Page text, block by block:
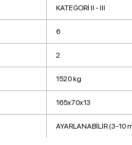
KATEGORİ II - III
6
2
1520 kg
165x70x13
AYARLANABİLİR (3-10